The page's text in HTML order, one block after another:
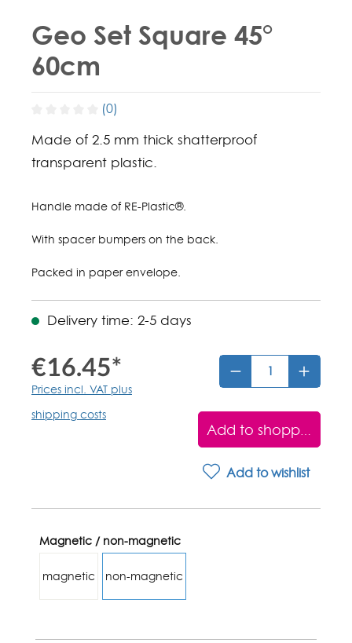
Geo Set Square 45°
60cm
(0)
Made of 2.5 mm thick shatterproof
transparent plastic.
Handle made of RE-Plastic®.
With spacer bumpers on the back.
Packed in paper envelope.
Delivery time: 2-5 days
€16.45*
Prices incl. VAT plus
shipping costs
Add to shopping cart
Add to wishlist
Magnetic / non-magnetic
magnetic non-magnetic